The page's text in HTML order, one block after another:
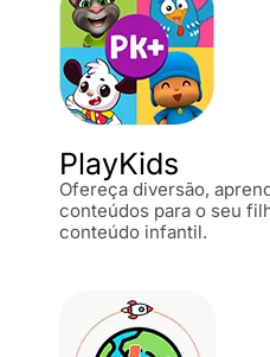
PlayKids
Ofereça diversão,
conteúdos para o seu
conteúdo infantil.